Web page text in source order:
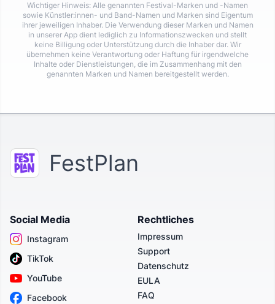
Wichtiger Hinweis: Alle genannten Festival-Marken und -Namen
sowie Künstler:innen- und Band-Namen und Marken sind Eigentum
ihrer jeweiligen Inhaber. Die Verwendung dieser Marken und Namen
in unserer App dient lediglich zu Informationszwecken und stellt
keine Billigung oder Unterstützung durch die Inhaber dar. Wir
übernehmen keine Verantwortung oder Haftung für irgendwelche
Inhalte oder Dienstleistungen, die im Zusammenhang mit den
genannten Marken und Namen bereitgestellt werden.
FestPlan
Social Media
Instagram
TikTok
YouTube
Facebook
Rechtliches
Impressum
Support
Datenschutz
EULA
FAQ